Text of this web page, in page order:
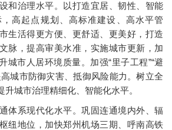
治理水平。以打造宜居、韧性、智能
高起点规划、高标准建设、高水平管
生活得更方便、更舒适、更美好，打造
脉，提高审美水准，实施城市更新，加
城市人居环境质量。加强“里子工程”“避
城市防御灾害、抵御风险能力。树立全
升城市治理精细化、智能化水平。
系现代化水平。巩固连通境内外、辐
纽地位，加快郑州机场三期、呼南高铁